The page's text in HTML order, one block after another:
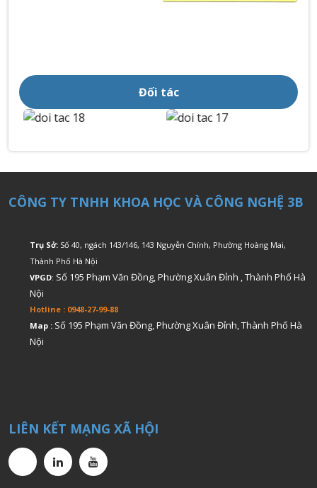
Đối tác
CÔNG TY TNHH KHOA HỌC VÀ CÔNG NGHỆ 3B
Trụ Sở: Số 40, ngách 143/146, 143 Nguyễn Chính, Phường Hoàng Mai,
Thành Phố Hà Nội
VPGD: Số 195 Phạm Văn Đồng, Phường Xuân Đỉnh , Thành Phố Hà
Nội
Hotline : 0948-27-99-88
Map : Số 195 Phạm Văn Đồng, Phường Xuân Đỉnh, Thành Phố Hà
Nội
LIÊN KẾT MẠNG XÃ HỘI